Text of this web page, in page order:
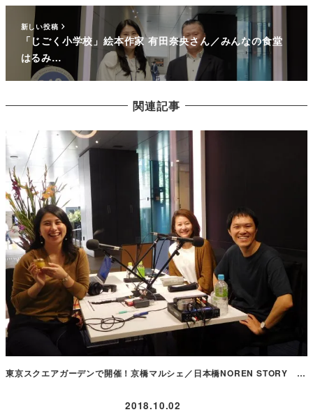
新しい投稿
「じごく小学校」絵本作家 有田奈央さん／みんなの食堂
はるみ…
関連記事
東京スクエアガーデンで開催！京橋マルシェ／日本橋NOREN STORY …
2018.10.02